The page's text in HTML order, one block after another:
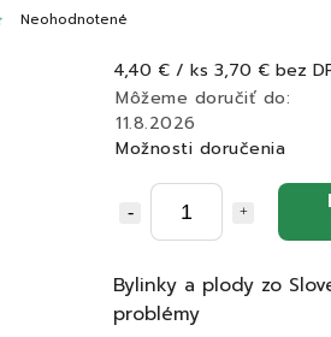
Neohodnotené
4,40 € / ks 3,70 € bez
Môžeme doručiť do:
11.8.2026
Možnosti doručenia
Bylinky a plody zo
problémy